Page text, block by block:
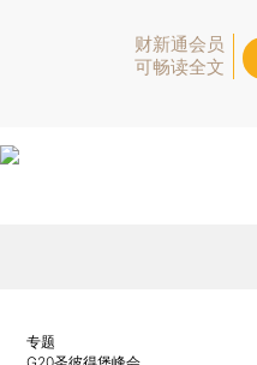
财新通会员
可畅读全文
专题